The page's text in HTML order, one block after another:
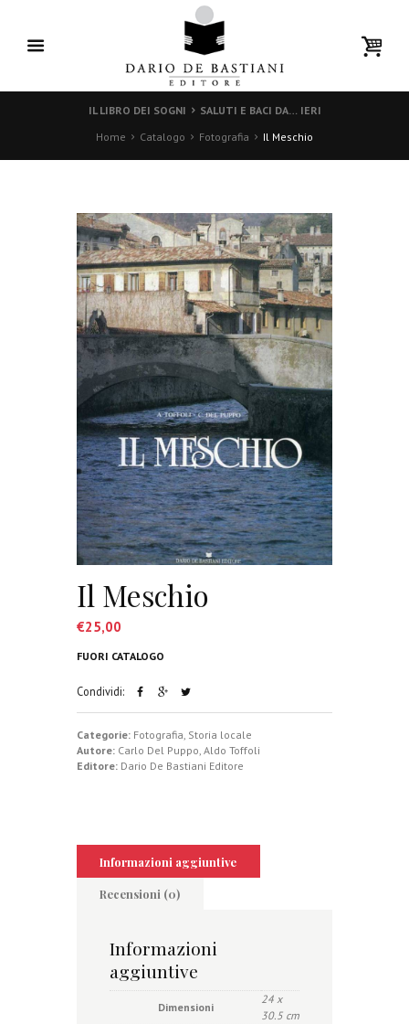
IL LIBRO DEI SOGNI
SALUTI E BACI DA… IERI
Home
Catalogo Fotografia Il Meschio
Il Meschio
€25,00
FUORI CATALOGO
Condividi:
Categorie: Fotografia, Storia locale
Autore: Carlo Del Puppo, Aldo Toffoli
Editore: Dario De Bastiani Editore
Informazioni aggiuntive
Recensioni (0)
Informazioni
aggiuntive
Dimensioni
24 x
30.5 cm